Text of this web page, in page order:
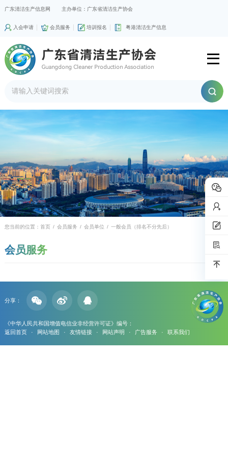
广东清洁生产信息网 主办单位：广东省清洁生产协会
入会申请 会员服务 培训报名 粤港清洁生产信息
您当前的位置： 首页 / 会员服务 / 会员单位 / 一般会员（排名不分先后）
会员服务
《中华人民共和国增值电信业非经营许可证》编号：
返回首页
· 网站地图 · 友情链接 · 网站声明 · 广告服务 · 联系我们
分享：